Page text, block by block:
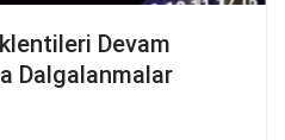
Devam
Dalgalanmalar